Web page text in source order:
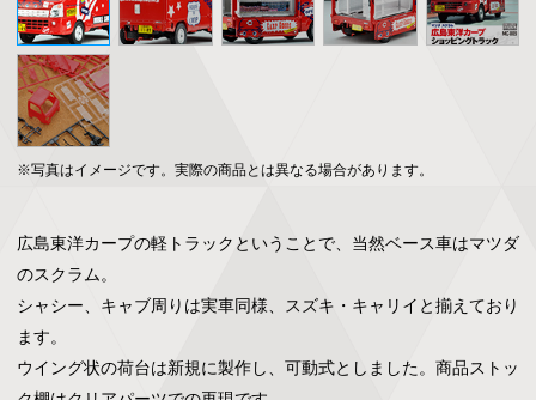
※写真はイメージです。実際の商品とは異なる場合があります。
広島東洋カープの軽トラックということで、当然ベース車はマツダ
のスクラム。
シャシー、キャブ周りは実車同様、スズキ・キャリイと揃えており
ます。
ウイング状の荷台は新規に製作し、可動式としました。商品ストッ